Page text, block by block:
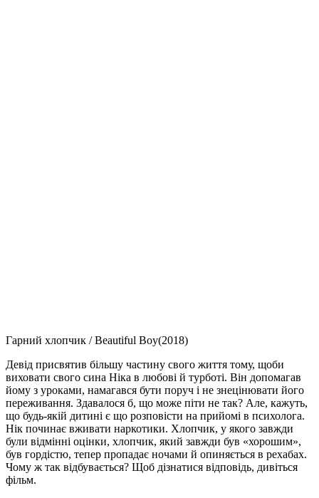
Гарний хлопчик / Beautiful Boy(2018)
Девід присвятив більшу частину свого життя тому, щоби
виховати свого сина Ніка в любові й турботі. Він допомагав
йому з уроками, намагався бути поруч і не знецінювати його
переживання. Здавалося б, що може піти не так? Але, кажуть,
що будь-якій дитині є що розповісти на прийомі в психолога.
Нік починає вживати наркотики. Хлопчик, у якого завжди
були відмінні оцінки, хлопчик, який завжди був «хорошим»,
був гордістю, тепер пропадає ночами й опиняється в рехабах.
Чому ж так відбувається? Щоб дізнатися відповідь, дивіться
фільм.